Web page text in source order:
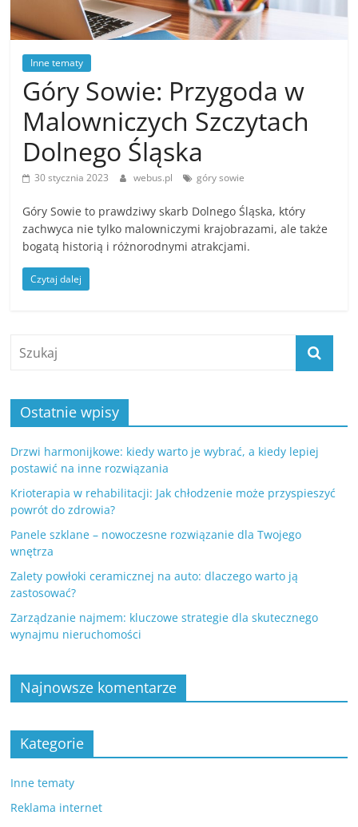
Inne tematy
Góry Sowie: Przygoda w
Malowniczych Szczytach
Dolnego Śląska
30 stycznia 2023 webus.pl góry sowie
Góry Sowie to prawdziwy skarb Dolnego Śląska, który
zachwyca nie tylko malowniczymi krajobrazami, ale także
bogatą historią i różnorodnymi atrakcjami.
Czytaj dalej
Ostatnie wpisy
Drzwi harmonijkowe: kiedy warto je wybrać, a kiedy lepiej
postawić na inne rozwiązania
Krioterapia w rehabilitacji: Jak chłodzenie może przyspieszyć
powrót do zdrowia?
Panele szklane – nowoczesne rozwiązanie dla Twojego
wnętrza
Zalety powłoki ceramicznej na auto: dlaczego warto ją
zastosować?
Zarządzanie najmem: kluczowe strategie dla skutecznego
wynajmu nieruchomości
Najnowsze komentarze
Kategorie
Inne tematy
Reklama internet